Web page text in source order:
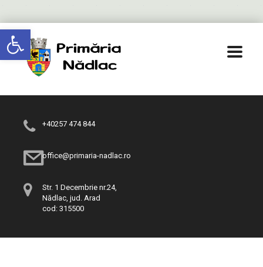
Deschide bara de unelte
+40257 474 844
office@primaria-nadlac.ro
Str. 1 Decembrie nr.24,
Nădlac, jud. Arad
cod: 315500